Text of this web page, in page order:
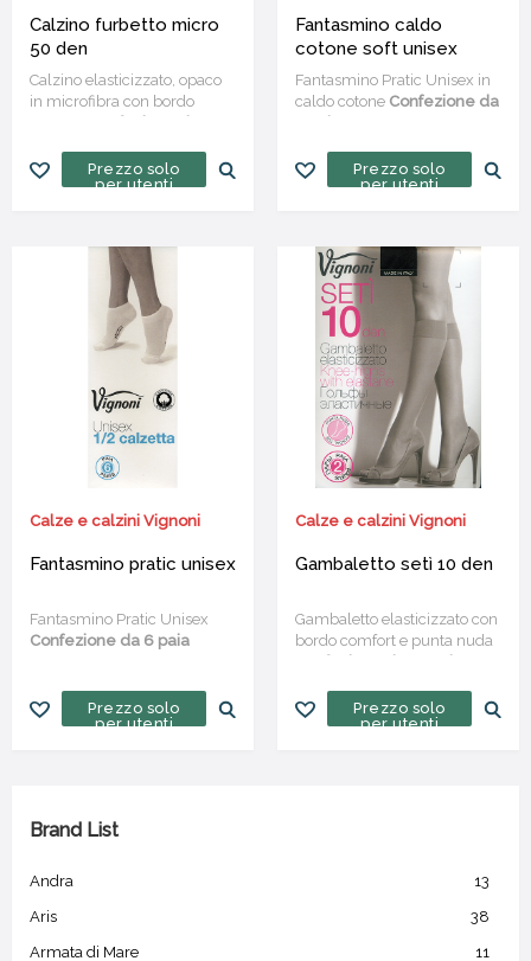
Brand List
Andra
13
Aris
38
Armata di Mare
11
Calzino furbetto micro
50 den
Calzino elasticizzato, opaco
in microfibra con bordo
Prezzo solo
per utenti
Fantasmino caldo
cotone soft unisex
Fantasmino Pratic Unisex in
caldo cotone Confezione da
Prezzo solo
per utenti
Calze e calzini Vignoni
Fantasmino pratic unisex
Fantasmino Pratic Unisex
Confezione da 6 paia
Prezzo solo
per utenti
Calze e calzini Vignoni
Gambaletto setì 10 den
Gambaletto elasticizzato con
bordo comfort e punta nuda
Prezzo solo
per utenti